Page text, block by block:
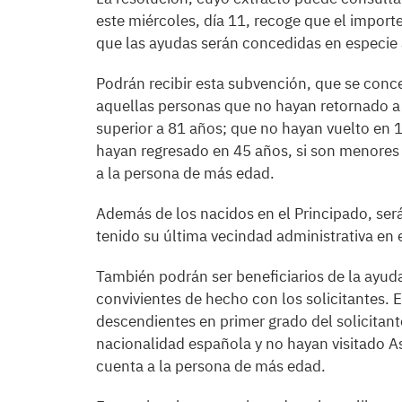
este miércoles, día 11, recoge que el
que las ayudas serán concedidas en
Podrán recibir esta subvención, que se
aquellas personas que no hayan retornado
superior a 81 años; que no hayan vuelto en
hayan regresado en 45 años, si son
a la persona de más edad.
Además de los nacidos en el Principado,
tenido su última vecindad administrativa en
También podrán ser beneficiarios de la
convivientes de hecho con los solicitantes.
descendientes en primer grado del
nacionalidad española y no hayan visitado
cuenta a la persona de más edad.